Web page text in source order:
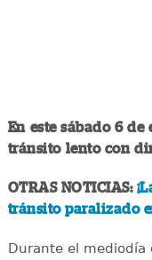
En este sábado 6
tránsito lento con
OTRAS NOTICIAS:
tránsito paralizado
Durante el mediodía